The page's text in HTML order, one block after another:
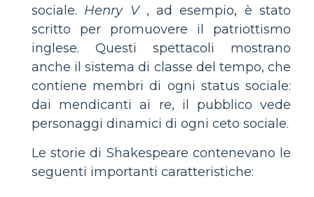
sociale. Henry V, ad esempio, è stato
scritto per promuovere il patriottismo
inglese. Questi spettacoli mostrano
anche il sistema di classe del tempo, che
contiene membri di ogni status sociale:
dai mendicanti ai re, il pubblico vede
personaggi dinamici di ogni ceto sociale.
Le storie di Shakespeare contenevano le
seguenti importanti caratteristiche: